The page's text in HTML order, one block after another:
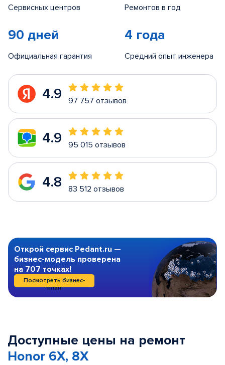
Сервисных центров Ремонтов в год
90 дней
Официальная гарантия
4 года
Средний опыт инженера
4.9 97 757 отзывов
4.9 95 015 отзывов
4.8 83 512 отзывов
Открой сервис Pedant.ru —
бизнес-модель проверена
на 707 точках!
Посмотреть бизнес-
план
Доступные цены на ремонт
Honor 6X, 8X